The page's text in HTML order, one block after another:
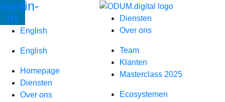
Spring
naar
inhoud
Diensten
Over ons
Team
Klanten
Masterclass 2025
Ecosystemen
in
English
English
Homepage
Diensten
Over ons